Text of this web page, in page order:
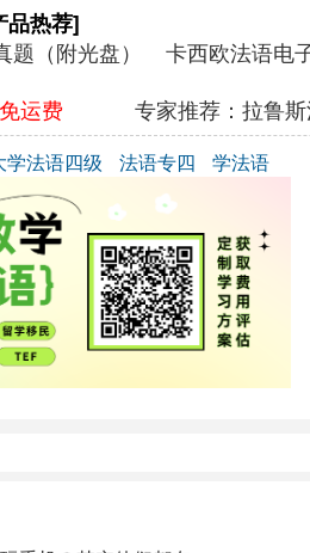
品热荐]
（附光盘）
卡西欧法语电
运费
专家推荐：拉鲁
学法语四级 法语专四 学法语